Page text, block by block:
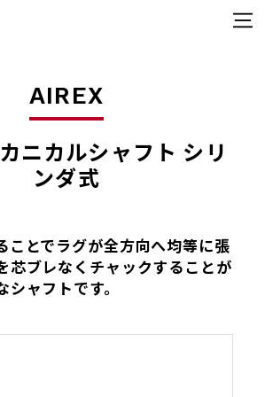
AIREX
ニカルシャフト シリ
ンダ式
ことでラグが全方向へ均等に張
芯ブレなくチャックすることが
ャフトです。